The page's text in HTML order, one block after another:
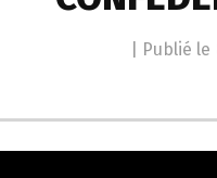
| Publié le